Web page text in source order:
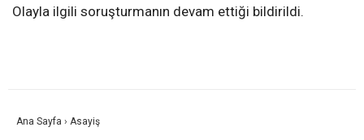
Olayla ilgili soruşturmanın devam ettiği bildirildi.
Ana Sayfa › Asayiş